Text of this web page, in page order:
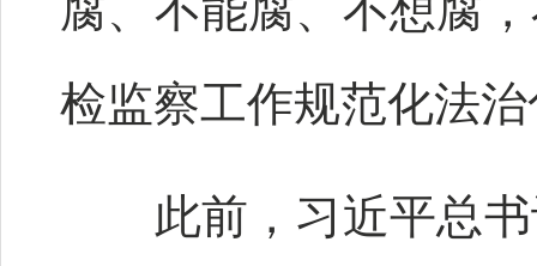
检监察工作规范化法
此前，习近平总书